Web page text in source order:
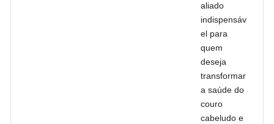
aliado
indispensáv
el para
quem
deseja
transformar
a saúde do
couro
cabeludo e